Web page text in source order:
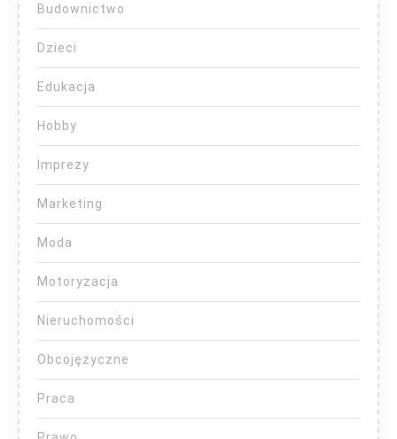
Budownictwo
Dzieci
Edukacja
Hobby
Imprezy
Marketing
Moda
Motoryzacja
Nieruchomości
Obcojęzyczne
Praca